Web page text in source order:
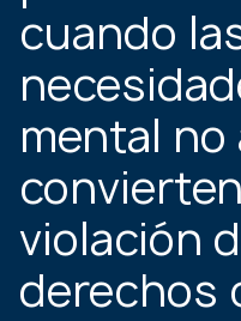
cuando
mental
violación
derechos